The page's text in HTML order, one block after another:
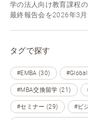
学の法人向け教育課程
最終報告会を2026年3
タグで探す
#EMBA (30)
#MBA交換留学 (21)
#セミナー (29) #ビ